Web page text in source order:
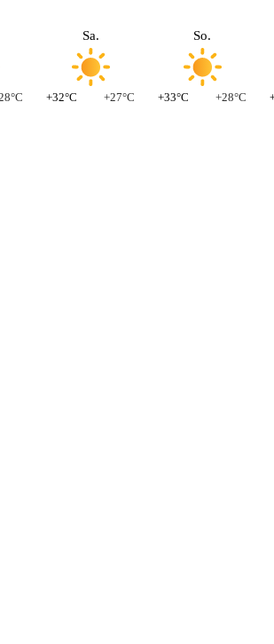
Sa.
+32°C +27°C
So.
+33°C +28°C